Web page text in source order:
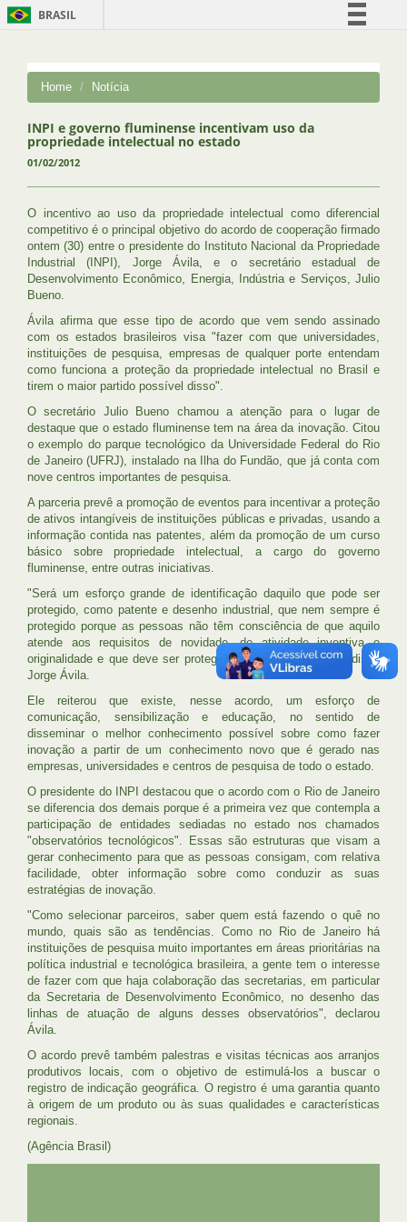
BRASIL
Comunica BR
Acesso à informação
Home Notícia
INPI e governo fluminense incentivam uso da
propriedade intelectual no estado
01/02/2012
O incentivo ao uso da propriedade intelectual como diferencial
competitivo é o principal objetivo do acordo de cooperação firmado
ontem (30) entre o presidente do Instituto Nacional da Propriedade
Industrial (INPI), Jorge Ávila, e o secretário estadual de
Desenvolvimento Econômico, Energia, Indústria e Serviços, Julio
Bueno.
Ávila afirma que esse tipo de acordo que vem sendo assinado
com os estados brasileiros visa "fazer com que universidades,
instituições de pesquisa, empresas de qualquer porte entendam
como funciona a proteção da propriedade intelectual no Brasil e
tirem o maior partido possível disso".
O secretário Julio Bueno chamou a atenção para o lugar de
destaque que o estado fluminense tem na área da inovação. Citou
o exemplo do parque tecnológico da Universidade Federal do Rio
de Janeiro (UFRJ), instalado na Ilha do Fundão, que já conta com
nove centros importantes de pesquisa.
A parceria prevê a promoção de eventos para incentivar a proteção
de ativos intangíveis de instituições públicas e privadas, usando a
informação contida nas patentes, além da promoção de um curso
básico sobre propriedade intelectual, a cargo do governo
fluminense, entre outras iniciativas.
"Será um esforço grande de identificação daquilo que pode ser
protegido, como patente e desenho industrial, que nem sempre é
protegido porque as pessoas não têm consciência de que aquilo
atende aos requisitos de novidade, de atividade inventiva e
originalidade e que deve ser protegido para ter mais valor", disse
Jorge Ávila.
Ele reiterou que existe, nesse acordo, um esforço de
comunicação, sensibilização e educação, no sentido de
disseminar o melhor conhecimento possível sobre como fazer
inovação a partir de um conhecimento novo que é gerado nas
empresas, universidades e centros de pesquisa de todo o estado.
O presidente do INPI destacou que o acordo com o Rio de Janeiro
se diferencia dos demais porque é a primeira vez que contempla a
participação de entidades sediadas no estado nos chamados
"observatórios tecnológicos". Essas são estruturas que visam a
gerar conhecimento para que as pessoas consigam, com relativa
facilidade, obter informação sobre como conduzir as suas
estratégias de inovação.
"Como selecionar parceiros, saber quem está fazendo o quê no
mundo, quais são as tendências. Como no Rio de Janeiro há
instituições de pesquisa muito importantes em áreas prioritárias na
política industrial e tecnológica brasileira, a gente tem o interesse
de fazer com que haja colaboração das secretarias, em particular
da Secretaria de Desenvolvimento Econômico, no desenho das
linhas de atuação de alguns desses observatórios", declarou
Ávila.
O acordo prevê também palestras e visitas técnicas aos arranjos
produtivos locais, com o objetivo de estimulá-los a buscar o
registro de indicação geográfica. O registro é uma garantia quanto
à origem de um produto ou às suas qualidades e características
regionais.
(Agência Brasil)